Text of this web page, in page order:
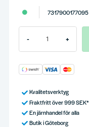
7317900177095
- +
Kvalitetsverktyg
Fraktfritt över 999 SEK*
En järnhandel för alla
Butik i Göteborg